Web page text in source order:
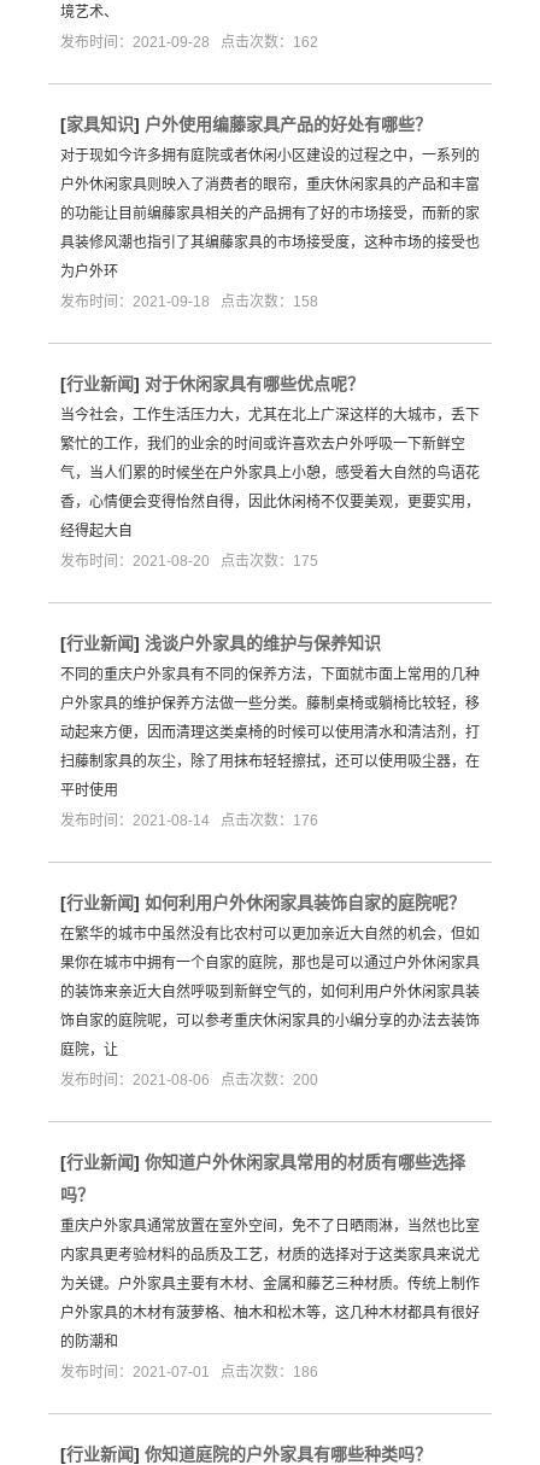
境艺术、
发布时间：2021-09-28 点击次数：162
[家具知识] 户外使用编藤家具产品的好处有哪些？
对于现如今许多拥有庭院或者休闲小区建设的过程之中，一系列的
户外休闲家具则映入了消费者的眼帘，重庆休闲家具的产品和丰富
的功能让目前编藤家具相关的产品拥有了好的市场接受，而新的家
具装修风潮也指引了其编藤家具的市场接受度，这种市场的接受也
为户外环
发布时间：2021-09-18 点击次数：158
[行业新闻] 对于休闲家具有哪些优点呢？
当今社会，工作生活压力大，尤其在北上广深这样的大城市，丢下
繁忙的工作，我们的业余的时间或许喜欢去户外呼吸一下新鲜空
气，当人们累的时候坐在户外家具上小憩，感受着大自然的鸟语花
香，心情便会变得怡然自得，因此休闲椅不仅要美观，更要实用，
经得起大自
发布时间：2021-08-20 点击次数：175
[行业新闻] 浅谈户外家具的维护与保养知识
不同的重庆户外家具有不同的保养方法，下面就市面上常用的几种
户外家具的维护保养方法做一些分类。藤制桌椅或躺椅比较轻，移
动起来方便，因而清理这类桌椅的时候可以使用清水和清洁剂，打
扫藤制家具的灰尘，除了用抹布轻轻擦拭，还可以使用吸尘器，在
平时使用
发布时间：2021-08-14 点击次数：176
[行业新闻] 如何利用户外休闲家具装饰自家的庭院呢？
在繁华的城市中虽然没有比农村可以更加亲近大自然的机会，但如
果你在城市中拥有一个自家的庭院，那也是可以通过户外休闲家具
的装饰来亲近大自然呼吸到新鲜空气的，如何利用户外休闲家具装
饰自家的庭院呢，可以参考重庆休闲家具的小编分享的办法去装饰
庭院，让
发布时间：2021-08-06 点击次数：200
[行业新闻] 你知道户外休闲家具常用的材质有哪些选择
吗？
重庆户外家具通常放置在室外空间，免不了日晒雨淋，当然也比室
内家具更考验材料的品质及工艺，材质的选择对于这类家具来说尤
为关键。户外家具主要有木材、金属和藤艺三种材质。传统上制作
户外家具的木材有菠萝格、柚木和松木等，这几种木材都具有很好
的防潮和
发布时间：2021-07-01 点击次数：186
[行业新闻] 你知道庭院的户外家具有哪些种类吗？